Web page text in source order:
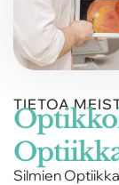
TIETOA
Silmien